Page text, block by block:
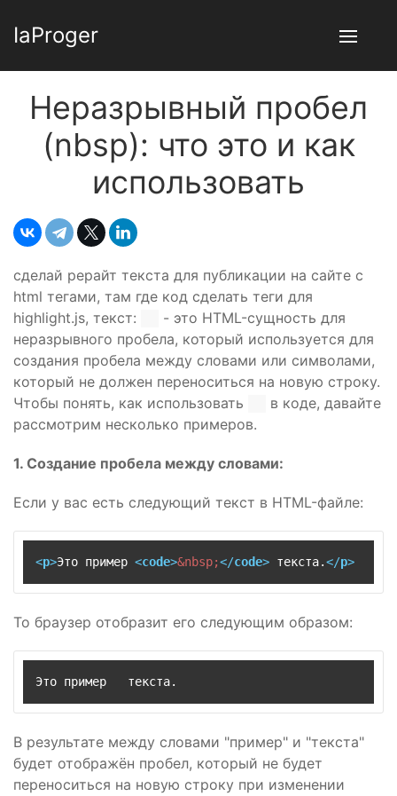
IaProger
Неразрывный пробел
(nbsp): что это и как
использовать
сделай рерайт текста для публикации на сайте с
html тегами, там где код сделать теги для
highlight.js, текст:
- это HTML-сущность для
неразрывного пробела, который используется для
создания пробела между словами или символами,
который не должен переноситься на новую строку.
Чтобы понять, как использовать
в коде, давайте
рассмотрим несколько примеров.
1. Создание пробела между словами:
Если у вас есть следующий текст в HTML-файле:
<p>Это пример <code>&nbsp;</code> текста.</p>
То браузер отобразит его следующим образом:
Это пример   текста.
В результате между словами "пример" и "текста"
будет отображён пробел, который не будет
переноситься на новую строку при изменении